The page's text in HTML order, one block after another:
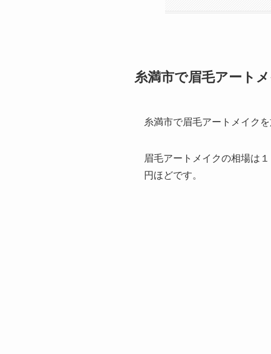
糸満市で眉毛アート
糸満市で眉毛アートメイク
眉毛アートメイクの相場は
円ほどです。